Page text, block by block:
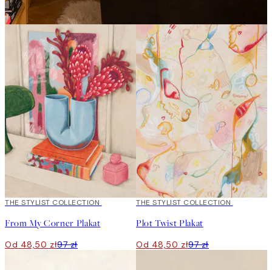
50%*
THE STYLIST COLLECTION
From My Corner Plakat
Od 48,50 zł97 zł
50%*
THE STYLIST COLLECTION
Plot Twist Plakat
Od 48,50 zł97 zł